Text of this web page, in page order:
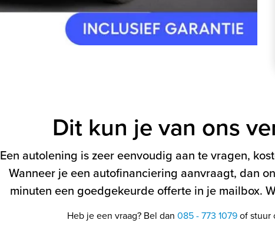
Dit kun je van ons
Een autolening is zeer eenvoudig aan te vragen,
Wanneer je een autofinanciering aanvraagt, dan
minuten een goedgekeurde offerte in je mailbox.
Heb je een vraag? Bel dan 085 - 773 1079of stuur